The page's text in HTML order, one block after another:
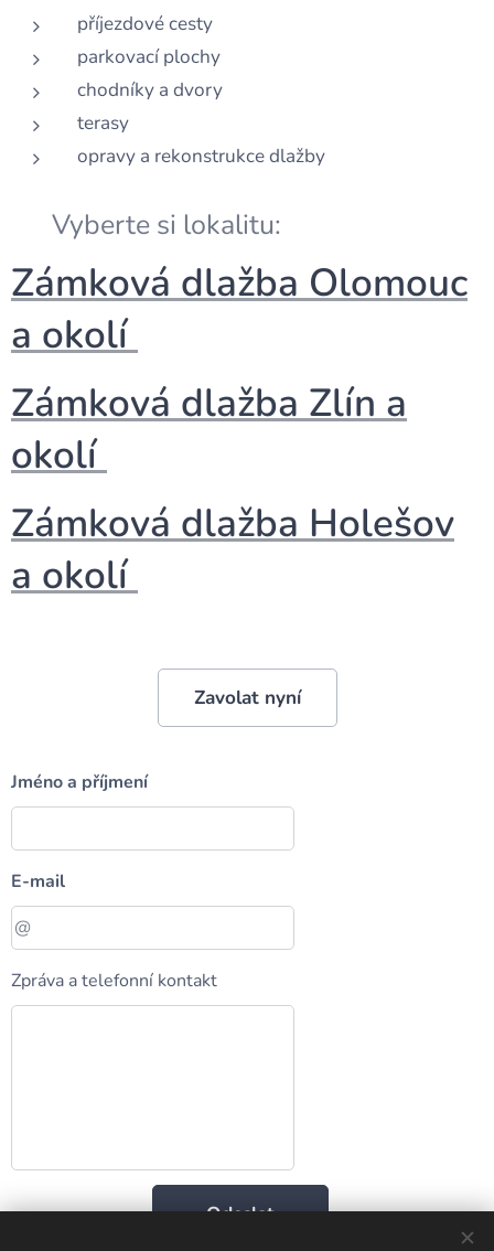
příjezdové cesty
parkovací plochy
chodníky a dvory
terasy
opravy a rekonstrukce dlažby
👉 Vyberte si lokalitu:
Zámková dlažba Olomouc
a okolí
Zámková dlažba Zlín a
okolí
Zámková dlažba Holešov
a okolí
Zavolat nyní
Jméno a příjmení
E-mail
Zpráva a telefonní kontakt
Odeslat